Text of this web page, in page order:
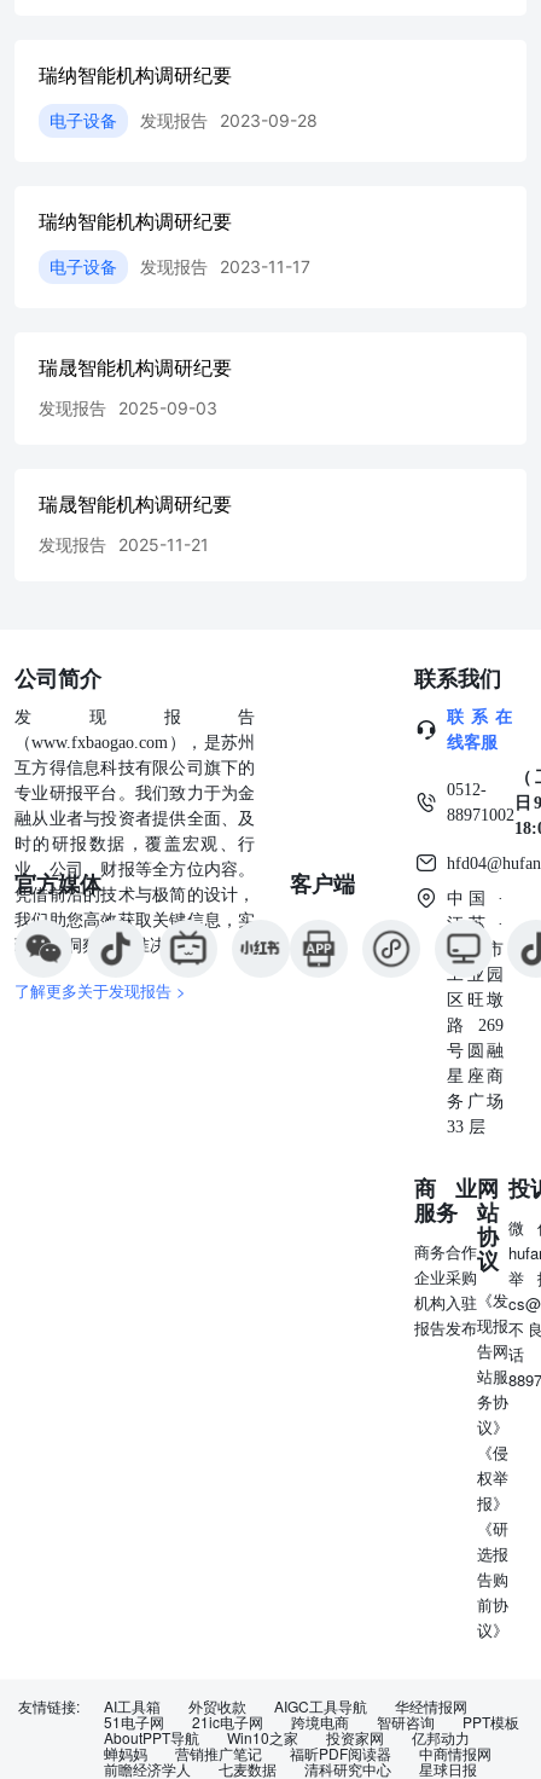
应和高可靠性。二者技术积累的方向不同,跨界者需要建立
一个全新的技术体系。 6、研发的布局? 回复:目前公司在全
国下设3个研发中心,南昌总部主攻传统优势品类的研发升
动力系统产业中,存在两种主要模式:一种是以大疆为代表的
垂直整合模式,实现动力系统自研自产;另一种则是全球绝大
多数无人机厂商采用的第三方采购模式。公司正是后一种模
公司维持技术领先的核心,公司也希望借助本次发行上市,增
厚研发团队的含金量,本次募投项目中的“研发中心及总部建
设项目”,计划投入约2.58亿元,新建总部大楼和实验测试楼,
续快速增长;另一方面,我们的产品矩阵还在持续丰富,规模效
应会进一步释放。所以研发费用的绝对金额会不断提升,研
发人员队伍也会持续扩充,营收的快速增长是支撑我们持续
瑞纳智能机构调研纪要
电子设备 发现报告 2023-09-28
瑞纳智能机构调研纪要
电子设备 发现报告 2023-11-17
瑞晟智能机构调研纪要
发现报告 2025-09-03
瑞晟智能机构调研纪要
发现报告 2025-11-21
公司简介
发现报告
（www.fxbaogao.com），是苏州
互方得信息科技有限公司旗下的
专业研报平台。我们致力于为金
融从业者与投资者提供全面、及
时的研报数据，覆盖宏观、行
业、公司、财报等全方位内容。
凭借前沿的技术与极简的设计，
我们助您高效获取关键信息，实
现深度洞察与精准决策。
了解更多关于发现报告 >
官方媒体 客户端
联系我们
联系在
线客服
0512-
88971002
日
中国 ·
江苏 ·
苏州市
工业园
区旺墩
路269
号圆融
星座商
务广场
33 层
商业
服务
商务合作
企业采购
机构入驻
报告发布
网
站
协
议
《发
现报
告网
站服
务协
议》
《侵
权举
报》
《研
选报
告购
前协
议》
投
微
举
不
友情链接: AI工具箱 外贸收款 AIGC工具导航 华经情报网
51电子网 21ic电子网 跨境电商 智研咨询 PPT模板
AboutPPT导航 Win10之家 投资家网 亿邦动力
蝉妈妈 营销推广笔记 福昕PDF阅读器 中商情报网
前瞻经济学人 七麦数据 清科研究中心 星球日报